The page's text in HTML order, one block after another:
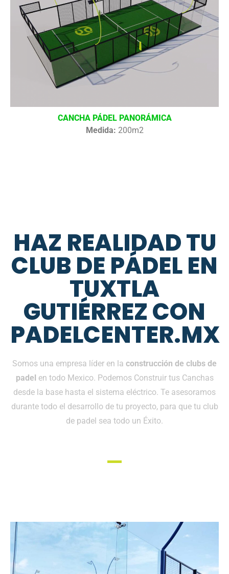
CANCHA PÁDEL PANORÁMICA
Medida: 200m2
HAZ REALIDAD TU
CLUB DE PÁDEL EN
TUXTLA
GUTIÉRREZ CON
PADELCENTER.MX
Somos una empresa líder en la construcción de clubs de
padel en todo Mexico. Podemos Construir tus Canchas
desde la base hasta el sistema eléctrico. Te asesoramos
durante todo el desarrollo de tu proyecto, para que tu club
de padel sea todo un Éxito.